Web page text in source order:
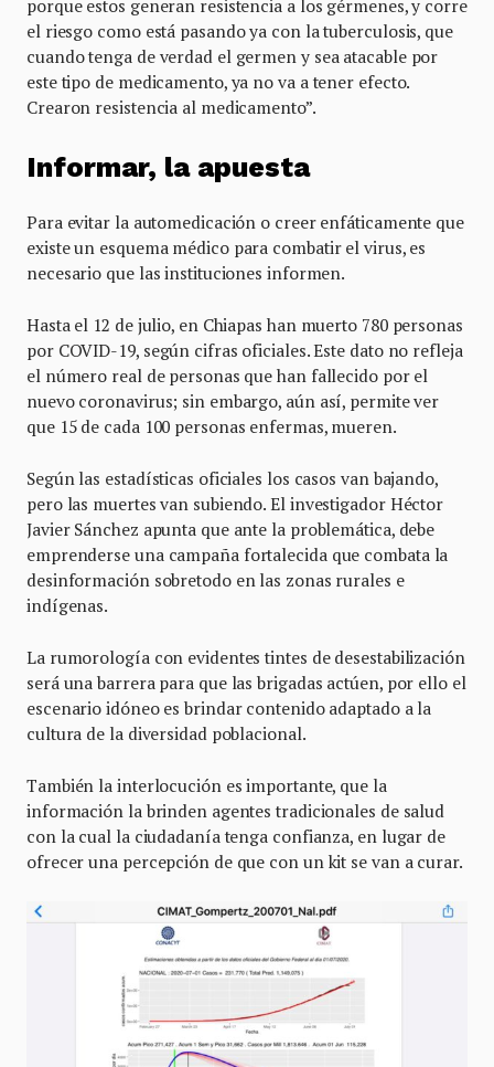
porque estos generan resistencia a los gérmenes, y corre
el riesgo como está pasando ya con la tuberculosis, que
cuando tenga de verdad el germen y sea atacable por
este tipo de medicamento, ya no va a tener efecto.
Crearon resistencia al medicamento”.
Informar, la apuesta
Para evitar la automedicación o creer enfáticamente que
existe un esquema médico para combatir el virus, es
necesario que las instituciones informen.
Hasta el 12 de julio, en Chiapas han muerto 780 personas
por COVID-19, según cifras oficiales. Este dato no refleja
el número real de personas que han fallecido por el
nuevo coronavirus; sin embargo, aún así, permite ver
que 15 de cada 100 personas enfermas, mueren.
Según las estadísticas oficiales los casos van bajando,
pero las muertes van subiendo. El investigador Héctor
Javier Sánchez apunta que ante la problemática, debe
emprenderse una campaña fortalecida que combata la
desinformación sobretodo en las zonas rurales e
indígenas.
La rumorología con evidentes tintes de desestabilización
será una barrera para que las brigadas actúen, por ello el
escenario idóneo es brindar contenido adaptado a la
cultura de la diversidad poblacional.
También la interlocución es importante, que la
información la brinden agentes tradicionales de salud
con la cual la ciudadanía tenga confianza, en lugar de
ofrecer una percepción de que con un kit se van a curar.